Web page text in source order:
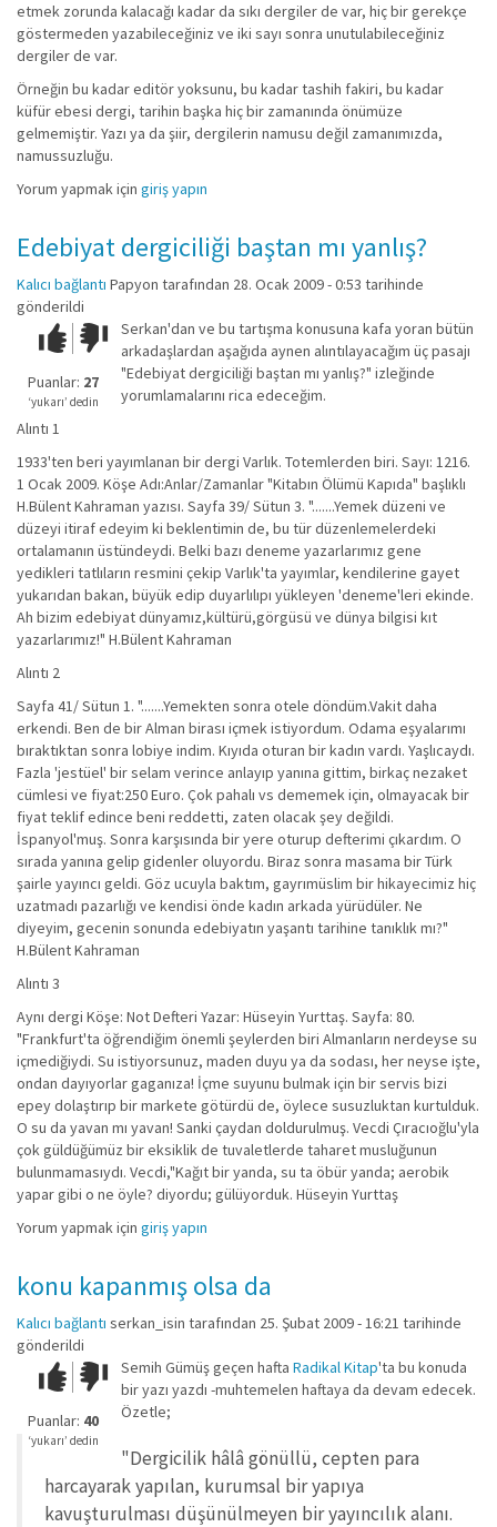
etmek zorunda kalacağı kadar da sıkı dergiler de var, hiç bir gerekçe
göstermeden yazabileceğiniz ve iki sayı sonra unutulabileceğiniz
dergiler de var.
Örneğin bu kadar editör yoksunu, bu kadar tashih fakiri, bu kadar
küfür ebesi dergi, tarihin başka hiç bir zamanında önümüze
gelmemiştir. Yazı ya da şiir, dergilerin namusu değil zamanımızda,
namussuzluğu.
Yorum yapmak için giriş yapın
Edebiyat dergiciliği baştan mı yanlış?
Kalıcı bağlantı Papyon tarafından 28. Ocak 2009 - 0:53 tarihinde
gönderildi
Çok iyi!O
kadar
iyi
değil!
Puanlar: 27
‘yukarı’ dedin
Serkan'dan ve bu tartışma konusuna kafa yoran bütün
arkadaşlardan aşağıda aynen alıntılayacağım üç pasajı
"Edebiyat dergiciliği baştan mı yanlış?" izleğinde
yorumlamalarını rica edeceğim.
Alıntı 1
1933'ten beri yayımlanan bir dergi Varlık. Totemlerden biri. Sayı: 1216.
1 Ocak 2009. Köşe Adı:Anlar/Zamanlar "Kitabın Ölümü Kapıda" başlıklı
H.Bülent Kahraman yazısı. Sayfa 39/ Sütun 3. ".......Yemek düzeni ve
düzeyi itiraf edeyim ki beklentimin de, bu tür düzenlemelerdeki
ortalamanın üstündeydi. Belki bazı deneme yazarlarımız gene
yedikleri tatlıların resmini çekip Varlık'ta yayımlar, kendilerine gayet
yukarıdan bakan, büyük edip duyarlılıpı yükleyen 'deneme'leri ekinde.
Ah bizim edebiyat dünyamız,kültürü,görgüsü ve dünya bilgisi kıt
yazarlarımız!" H.Bülent Kahraman
Alıntı 2
Sayfa 41/ Sütun 1. ".......Yemekten sonra otele döndüm.Vakit daha
erkendi. Ben de bir Alman birası içmek istiyordum. Odama eşyalarımı
bıraktıktan sonra lobiye indim. Kıyıda oturan bir kadın vardı. Yaşlıcaydı.
Fazla 'jestüel' bir selam verince anlayıp yanına gittim, birkaç nezaket
cümlesi ve fiyat:250 Euro. Çok pahalı vs dememek için, olmayacak bir
fiyat teklif edince beni reddetti, zaten olacak şey değildi.
İspanyol'muş. Sonra karşısında bir yere oturup defterimi çıkardım. O
sırada yanına gelip gidenler oluyordu. Biraz sonra masama bir Türk
şairle yayıncı geldi. Göz ucuyla baktım, gayrımüslim bir hikayecimiz hiç
uzatmadı pazarlığı ve kendisi önde kadın arkada yürüdüler. Ne
diyeyim, gecenin sonunda edebiyatın yaşantı tarihine tanıklık mı?"
H.Bülent Kahraman
Alıntı 3
Aynı dergi Köşe: Not Defteri Yazar: Hüseyin Yurttaş. Sayfa: 80.
"Frankfurt'ta öğrendiğim önemli şeylerden biri Almanların nerdeyse su
içmediğiydi. Su istiyorsunuz, maden duyu ya da sodası, her neyse işte,
ondan dayıyorlar gaganıza! İçme suyunu bulmak için bir servis bizi
epey dolaştırıp bir markete götürdü de, öylece susuzluktan kurtulduk.
O su da yavan mı yavan! Sanki çaydan doldurulmuş. Vecdi Çıracıoğlu'yla
çok güldüğümüz bir eksiklik de tuvaletlerde taharet musluğunun
bulunmamasıydı. Vecdi,"Kağıt bir yanda, su ta öbür yanda; aerobik
yapar gibi o ne öyle? diyordu; gülüyorduk. Hüseyin Yurttaş
Yorum yapmak için giriş yapın
konu kapanmış olsa da
Kalıcı bağlantı serkan_isin tarafından 25. Şubat 2009 - 16:21 tarihinde
gönderildi
Çok iyi!O
kadar
iyi
değil!
Puanlar: 40
‘yukarı’ dedin
Semih Gümüş geçen hafta Radikal Kitap'ta bu konuda
bir yazı yazdı -muhtemelen haftaya da devam edecek.
Özetle;
"Dergicilik hâlâ gönüllü, cepten para
harcayarak yapılan, kurumsal bir yapıya
kavuşturulması düşünülmeyen bir yayıncılık alanı.